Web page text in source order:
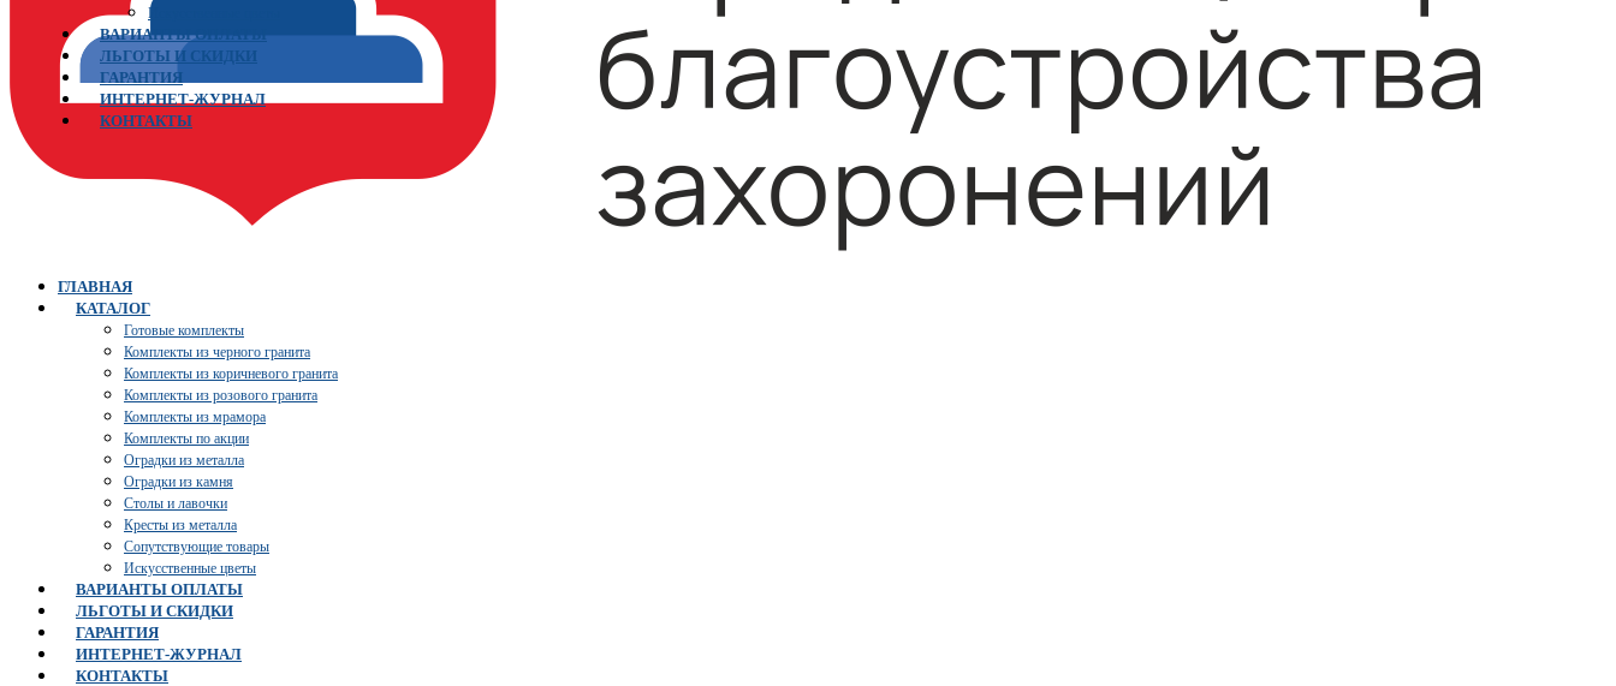
ГЛАВНАЯ
КАТАЛОГ
Готовые комплекты
Комплекты из черного гранита
Комплекты из коричневого гранита
Комплекты из розового гранита
Комплекты из мрамора
Комплекты по акции
Оградки из металла
Оградки из камня
Столы и лавочки
Кресты из металла
Сопутствующие товары
Искусственные цветы
ВАРИАНТЫ ОПЛАТЫ
ЛЬГОТЫ И СКИДКИ
ГАРАНТИЯ
ИНТЕРНЕТ-ЖУРНАЛ
КОНТАКТЫ
Искусственные цветы
ВАРИАНТЫ ОПЛАТЫ
ЛЬГОТЫ И СКИДКИ
ГАРАНТИЯ
ИНТЕРНЕТ-ЖУРНАЛ
КОНТАКТЫ